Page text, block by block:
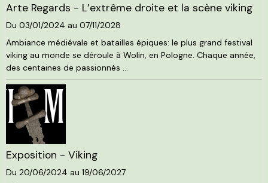
Arte Regards - L’extrême droite et la scène viking
Du 03/01/2024 au 07/11/2028
Ambiance médiévale et batailles épiques: le plus grand festival
viking au monde se déroule à Wolin, en Pologne. Chaque année,
des centaines de passionnés ...
Exposition - Viking
Du 20/06/2024 au 19/06/2027